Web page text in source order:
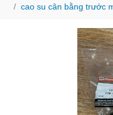
cao su cân bằng trước